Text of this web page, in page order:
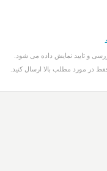
و تایید نمایش داده می شود.
در مورد مطلب بالا ارسال کنید.